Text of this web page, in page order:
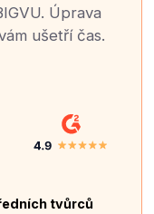
Úprava
ušetří čas.
tvůrců